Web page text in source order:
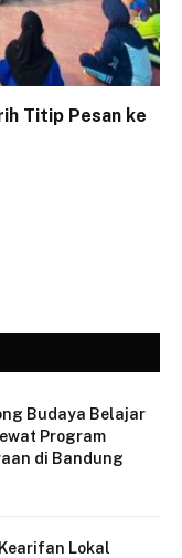
Titip Pesan ke
Budaya Belajar
Program
di Bandung
Lokal